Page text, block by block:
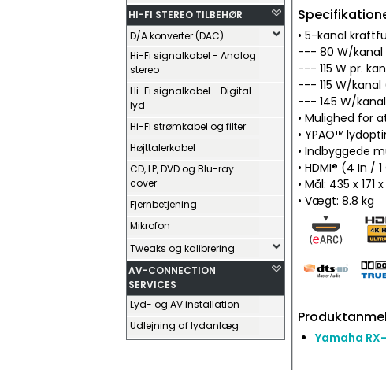
HI-FI STEREO TILBEHØR
D/A konverter (DAC)
Hi-Fi signalkabel - Analog
stereo
Hi-Fi signalkabel - Digital
lyd
Hi-Fi strømkabel og filter
Højttalerkabel
CD, LP, DVD og Blu-ray
cover
Fjernbetjening
Mikrofon
Tweaks og kalibrering
AV-CONNECTION
SERVICES
Lyd- og AV installation
Udlejning af lydanlæg
• 5-kanal
--- 80 W/kanal
--- 115 W pr.
--- 115 W/kanal
--- 145 W/kanal
• Mulighed for
• YPAO™
• Indbyggede
• HDMI® (4 In /
• Mål: 435 x 171
• Vægt: 8.8 kg
Yamaha